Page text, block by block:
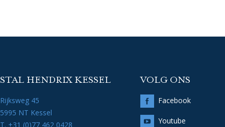
STAL HENDRIX KESSEL
Rijksweg 45
5995 NT Kessel
T. +31 (0)77 462 0428
VOLG ONS
Facebook
Youtube